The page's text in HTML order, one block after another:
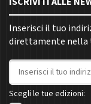
Inserisci il tuo
direttamente nella
Indirizzo email
Scegli le tue edizioni: